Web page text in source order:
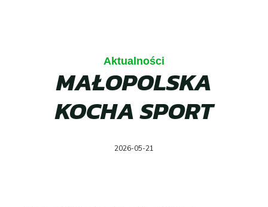
Aktualności
MAŁOPOLSKA
KOCHA SPORT
2026-05-21